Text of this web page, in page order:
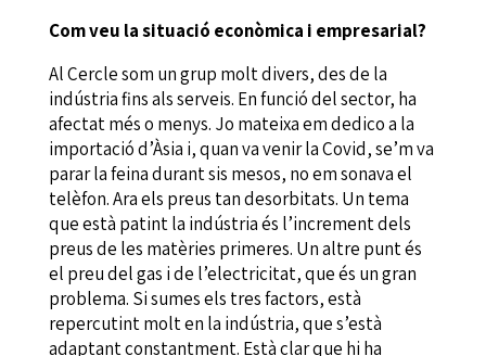
Com veu la situació econòmica i empresarial?
Al Cercle som un grup molt divers, des de la
indústria fins als serveis. En funció del sector, ha
afectat més o menys. Jo mateixa em dedico a la
importació d’Àsia i, quan va venir la Covid, se’m va
parar la feina durant sis mesos, no em sonava el
telèfon. Ara els preus tan desorbitats. Un tema
que està patint la indústria és l’increment dels
preus de les matèries primeres. Un altre punt és
el preu del gas i de l’electricitat, que és un gran
problema. Si sumes els tres factors, està
repercutint molt en la indústria, que s’està
adaptant constantment. Està clar que hi ha